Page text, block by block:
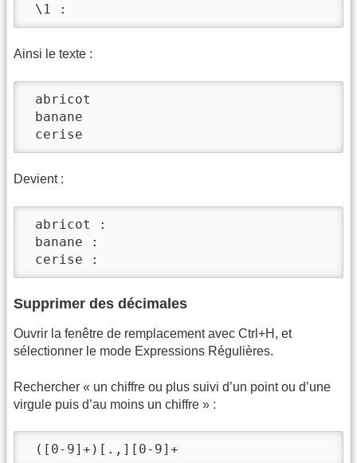
\1 :
Ainsi le texte :
abricot
banane
cerise
Devient :
abricot :
banane :
cerise :
Supprimer des décimales
Ouvrir la fenêtre de remplacement avec Ctrl+H, et
sélectionner le mode Expressions Régulières.
Rechercher « un chiffre ou plus suivi d’un point ou d’une
virgule puis d’au moins un chiffre » :
([0-9]+)[.,][0-9]+